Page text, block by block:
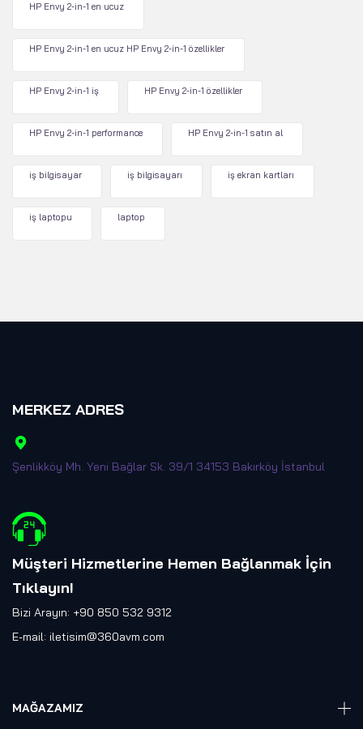
HP Envy 2-in-1 en ucuz
HP Envy 2-in-1 en ucuz HP Envy 2-in-1 özellikler
HP Envy 2-in-1 iş HP Envy 2-in-1 özellikler
HP Envy 2-in-1 performance HP Envy 2-in-1 satın al
iş bilgisayar iş bilgisayarı iş ekran kartları
iş laptopu laptop
MERKEZ ADRES
Şenlikköy Mh. Yeni Bağlar Sk. 39/1 34153 Bakırköy İstanbul
Müşteri Hizmetlerine Hemen Bağlanmak İçin
Tıklayın!
Bizi Arayın: +90 850 532 9312
E-mail: iletisim@360avm.com
MAĞAZAMIZ